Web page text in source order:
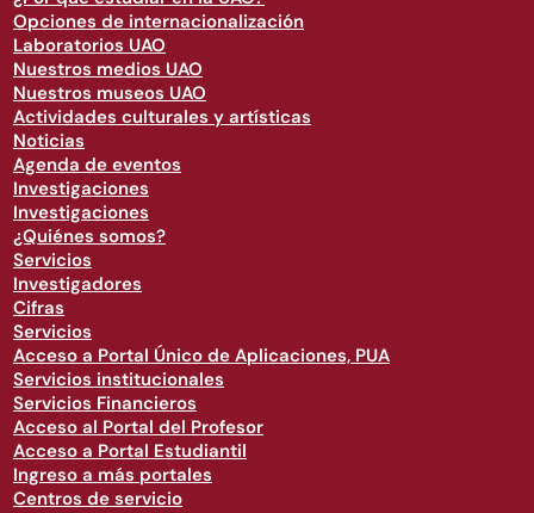
Opciones de internacionalización
Laboratorios UAO
Nuestros medios UAO
Nuestros museos UAO
Actividades culturales y artísticas
Noticias
Agenda de eventos
Investigaciones
Investigaciones
¿Quiénes somos?
Servicios
Investigadores
Cifras
Servicios
Acceso a Portal Único de Aplicaciones, PUA
Servicios institucionales
Servicios Financieros
Acceso al Portal del Profesor
Acceso a Portal Estudiantil
Ingreso a más portales
Centros de servicio